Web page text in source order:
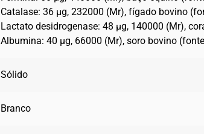
Catalase: 36 µg, 232000 (Mr), fígado bovino
Lactato desidrogenase: 48 µg, 140000 (Mr),
Albumina: 40 µg, 66000 (Mr), soro bovino
Sólido
Branco